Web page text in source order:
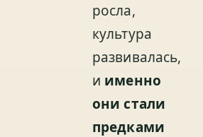
росла,
культура
развивалась,
и именно
они стали
предками